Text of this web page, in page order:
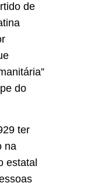
de
do
ter
na
estatal